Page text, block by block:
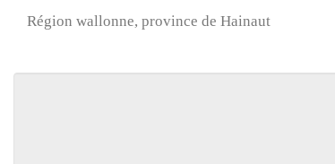
Région wallonne, province de Hainaut